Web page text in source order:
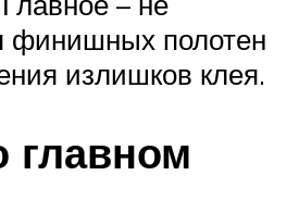
финишных полотен
излишков клея.
главном